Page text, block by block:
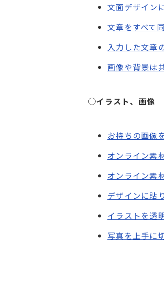
文面デザイン
文章をすべて
入力した文章
画像や背景は
○イラスト、画像
お持ちの画像
オンライン素
オンライン素
デザインに貼
イラストを透
写真を上手に